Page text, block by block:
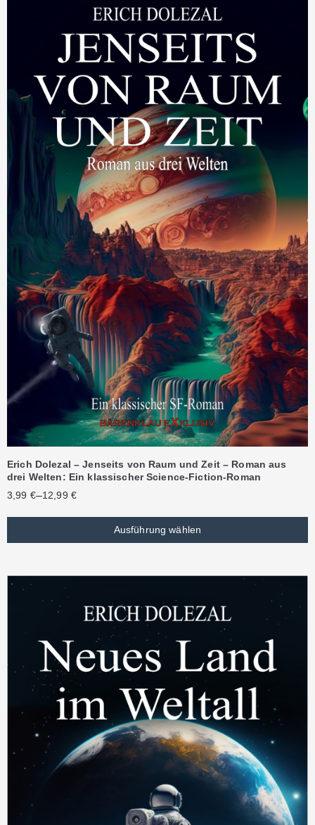
Erich Dolezal – Jenseits von Raum und Zeit – Roman aus
drei Welten: Ein klassischer Science-Fiction-Roman
3,99 €–12,99 €
Ausführung wählen